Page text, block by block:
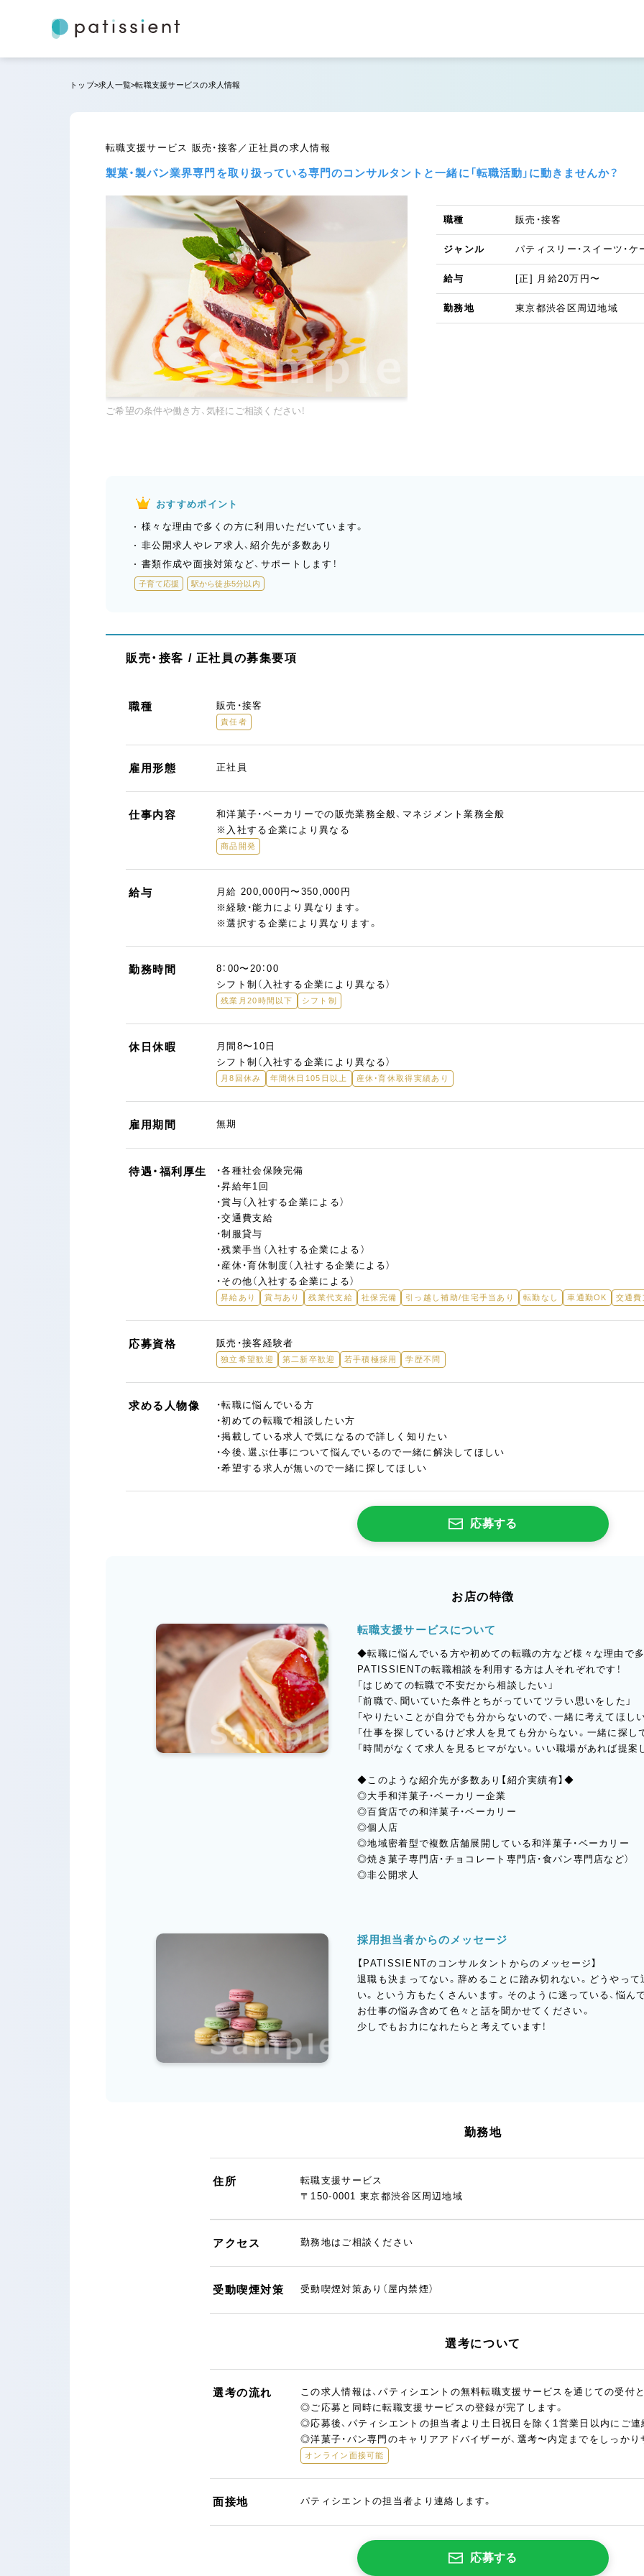
トップ 求人一覧 転職支援サービスの求人情報
転職支援サービス 販売・接客／正社員の求人情報
製菓・製パン業界専門を取り扱っている専門のコンサルタントと一緒に「転職活動」に動きませんか？
ご希望の条件や働き方、気軽にご相談ください！
職種 販売・接客
ジャンル パティスリー・スイーツ・
給与 [正] 月給20万円〜
勤務地 東京都渋谷区周辺地域
おすすめポイント
様々な理由で多くの方に利用いただいています。
非公開求人やレア求人、紹介先が多数あり
書類作成や面接対策など、サポートします！
子育て応援 駅から徒歩5分以内
販売・接客 / 正社員の募集要項
職種 販売・接客
責任者
雇用形態 正社員
仕事内容
和洋菓子・ベーカリーでの販売業務全般、マネジメント業務全般
※入社する企業により異なる
商品開発
給与
月給 200,000円〜350,000円
※経験・能力により異なります。
※選択する企業により異なります。
勤務時間
8：00〜20：00
シフト制（入社する企業により異なる）
残業月20時間以下 シフト制
休日休暇
月間8〜10日
シフト制（入社する企業により異なる）
月8回休み 年間休日105日以上 産休・育休取得実績あり
雇用期間 無期
待遇・福利厚生
・各種社会保険完備
・昇給年1回
・賞与（入社する企業による）
・交通費支給
・制服貸与
・残業手当（入社する企業による）
・産休・育休制度（入社する企業による）
・その他（入社する企業による）
昇給あり 賞与あり 残業代支給 社保完備 引っ越し補助/住宅手当あり 転勤なし 車通勤OK 交通費
応募資格 販売・接客経験者
独立希望歓迎 第二新卒歓迎 若手積極採用 学歴不問
求める人物像
・転職に悩んでいる方
・初めての転職で相談したい方
・掲載している求人で気になるので詳しく知りたい
・今後、選ぶ仕事について悩んでいるので一緒に解決してほしい
・希望する求人が無いので一緒に探してほしい
応募する
お店の特徴
転職支援サービスについて
◆転職に悩んでいる方や初めての転職の方など様々な理由で
PATISSIENTの転職相談を利用する方は人それぞれです！
「はじめての転職で不安だから相談したい」
「前職で、聞いていた条件とちがっていてツラい思いをした」
「やりたいことが自分でも分からないので、一緒に考えてほし
「仕事を探しているけど求人を見ても分からない。一緒に探し
「時間がなくて求人を見るヒマがない。いい職場があれば提案
◆このような紹介先が多数あり【紹介実績有】◆
◎大手和洋菓子・ベーカリー企業
◎百貨店での和洋菓子・ベーカリー
◎個人店
◎地域密着型で複数店舗展開している和洋菓子・ベーカリー
◎焼き菓子専門店・チョコレート専門店・食パン専門店など）
◎非公開求人
採用担当者からのメッセージ
【PATISSIENTのコンサルタントからのメッセージ】
退職も決まってない。辞めることに踏み切れない。どうやっ
い。という方もたくさんいます。そのように迷っている、悩ん
お仕事の悩み含めて色々と話を聞かせてください。
少しでもお力になれたらと考えています！
勤務地
住所
転職支援サービス
〒150-0001 東京都渋谷区周辺地域
アクセス 勤務地はご相談ください
受動喫煙対策 受動喫煙対策あり（屋内禁煙）
選考について
選考の流れ
この求人情報は、パティシエントの無料転職支援サービスを通じての受付
◎ご応募と同時に転職支援サービスの登録が完了します。
◎応募後、パティシエントの担当者より土日祝日を除く1営業日以内にご連
◎洋菓子・パン専門のキャリアアドバイザーが、選考〜内定までをしっかり
オンライン面接可能
面接地 パティシエントの担当者より連絡します。
応募する